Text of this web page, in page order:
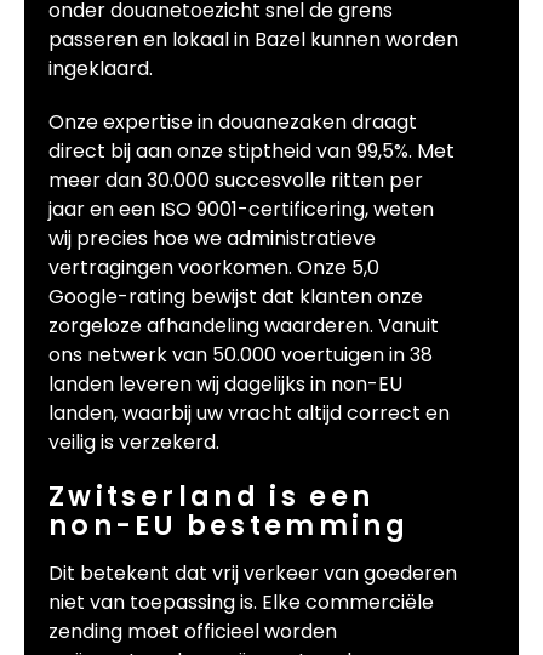
onder douanetoezicht snel de grens
passeren en lokaal in Bazel kunnen worden
ingeklaard.
Onze expertise in douanezaken draagt
direct bij aan onze stiptheid van 99,5%. Met
meer dan 30.000 succesvolle ritten per
jaar en een ISO 9001-certificering, weten
wij precies hoe we administratieve
vertragingen voorkomen. Onze 5,0
Google-rating bewijst dat klanten onze
zorgeloze afhandeling waarderen. Vanuit
ons netwerk van 50.000 voertuigen in 38
landen leveren wij dagelijks in non-EU
landen, waarbij uw vracht altijd correct en
veilig is verzekerd.
Zwitserland is een
non-EU bestemming
Dit betekent dat vrij verkeer van goederen
niet van toepassing is. Elke commerciële
zending moet officieel worden